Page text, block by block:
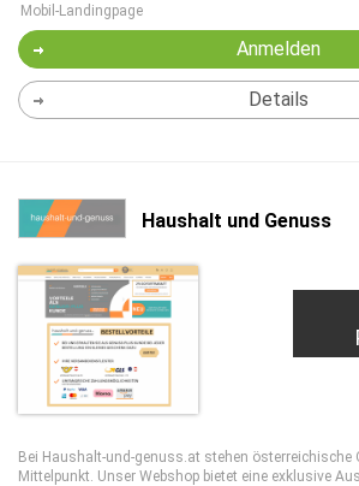
Mobil-Landingpage
Anmelden
Details
Haushalt und Genuss
Bei Haushalt-und-genuss.at stehen österreichische
Mittelpunkt. Unser Webshop bietet eine exklusive